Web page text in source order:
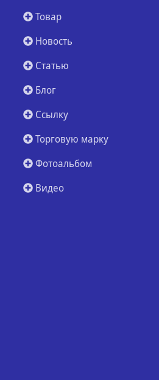
Товар
Новость
Статью
Блог
Ссылку
Торговую марку
Фотоальбом
Видео